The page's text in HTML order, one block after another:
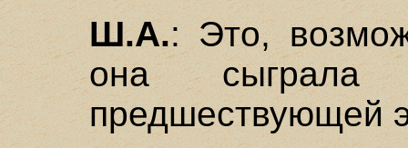
Ш.А.: Это,
она
предшествующей